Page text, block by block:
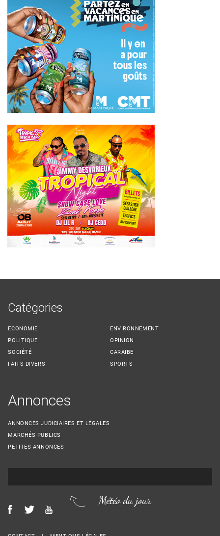
Catégories
ECONOMIE
POLITIQUE
SOCIÉTÉ
FAITS DIVERS
ENVIRONNEMENT
OPINION
CARAÏBE
SPORTS
Annonces
ANNONCES JUDICIAIRES ET LÉGALES
MARCHÉS PUBLICS
PETITES ANNONCES
Météo du jour